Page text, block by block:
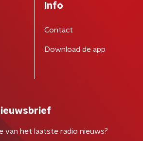
Info
Contact
Download de app
van het laatste radio nieuws?